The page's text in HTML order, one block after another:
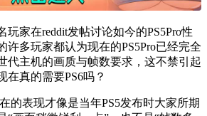
玩家在reddit发帖讨论如今的PS5Pro性
许多玩家都认为现在的PS5Pro已经完全
代主机的画质与帧数要求，这不禁引起
在真的需要PS6吗？
的表现才像是当年PS5发布时大家所期